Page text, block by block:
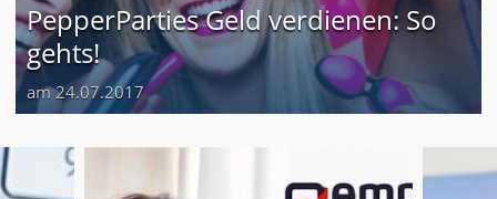
PepperParties Geld verdienen: So
gehts!
am 24.07.2017